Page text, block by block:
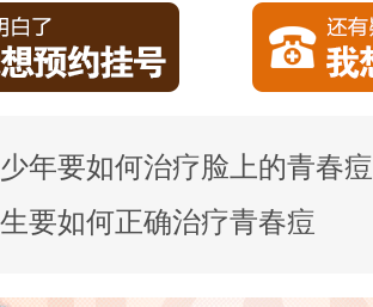
年要如何治疗脸上的青春痘
要如何正确治疗青春痘